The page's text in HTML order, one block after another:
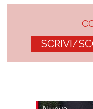
SCRIVI/